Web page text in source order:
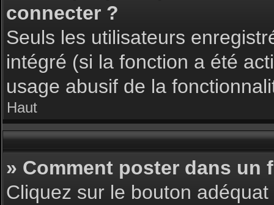
connecter ?
Seuls les utilisateurs
intégré (si la fonction a été
usage abusif de la
Haut
» Comment poster dans un
Cliquez sur le bouton